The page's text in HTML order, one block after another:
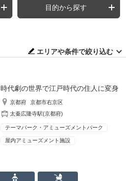
目的から探す
エリアや条件で絞り込む
時代劇の世界で江戸時代の住人に変身
京都府
京都市右京区
太秦広隆寺駅(京都府)
テーマパーク・アミューズメントパーク
屋内アミューズメント施設